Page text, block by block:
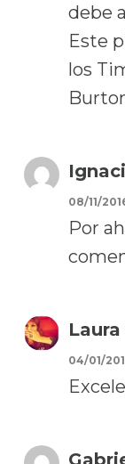
debe
Este
los
08/11/
Por
Laura
04/01/